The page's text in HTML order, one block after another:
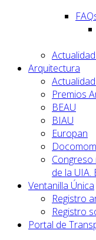
Arquitectura
Premios
BEAU
BIAU
Europan
Congreso
de la UIA.
Ventanilla Única
Registro
Registro
Portal de